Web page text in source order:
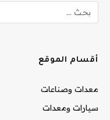
أقسام الموقع
معدات وصناعات
سيارات ومعدات